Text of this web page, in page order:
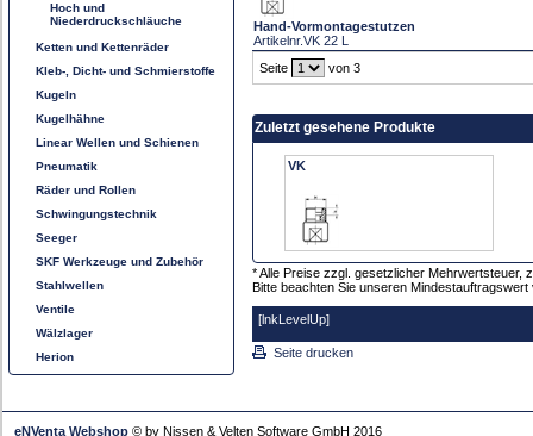
Hoch und
Niederdruckschläuche
Ketten und Kettenräder
Kleb-, Dicht- und Schmierstoffe
Kugeln
Kugelhähne
Linear Wellen und Schienen
Pneumatik
Räder und Rollen
Schwingungstechnik
Seeger
SKF Werkzeuge und Zubehör
Stahlwellen
Ventile
Wälzlager
Herion
Hand-Vormontagestutzen
Artikelnr.VK 22 L
Seite
von 3
Zuletzt gesehene Produkte
VK
* Alle Preise zzgl. gesetzlicher Mehrwertsteuer,
Bitte beachten Sie unseren Mindestauftragswert
[lnkLevelUp]
Seite drucken
eNVenta Webshop © by Nissen & Velten Software GmbH 2016